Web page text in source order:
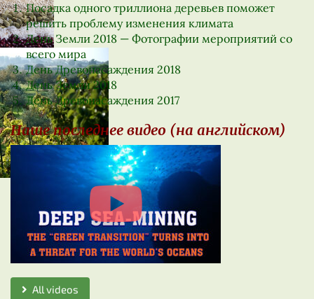
Посадка одного триллиона деревьев поможет
решить проблему изменения климата
День Земли 2018 — Фотографии мероприятий со
всего мира
День Древонасаждения 2018
День Земли 2018
День Древонасаждения 2017
Наше последнее видео (на английском)
All videos